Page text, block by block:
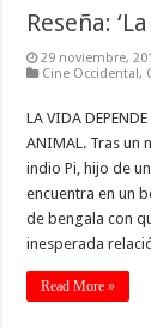
Reseña:
29 noviembre,
Cine Occidental,
LA VIDA
ANIMAL. Tras un
indio Pi, hijo de
encuentra en un
de bengala con
inesperada
Read More »